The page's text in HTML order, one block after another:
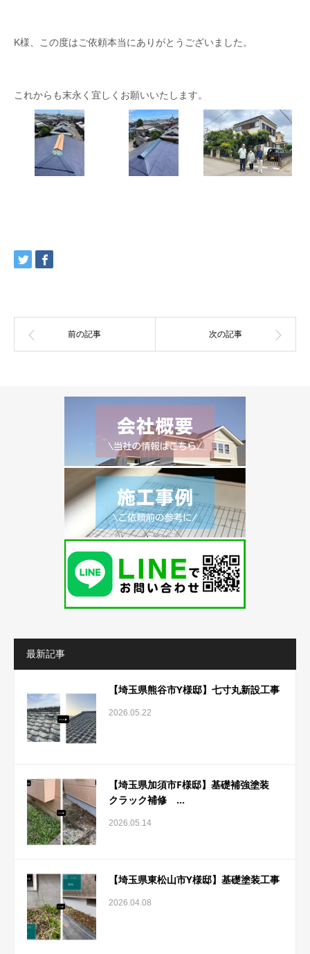
K様、この度はご依頼本当にありがとうございました。
これからも末永く宜しくお願いいたします。
最新記事
【埼玉県熊谷市Y様邸】七寸丸新設工事
2026.05.22
【埼玉県加須市F様邸】基礎補強塗装
クラック補修 ...
2026.05.14
【埼玉県東松山市Y様邸】基礎塗装工事
2026.04.08